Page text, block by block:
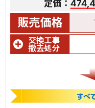
定価：
販売価格
交換工事
撤去処分